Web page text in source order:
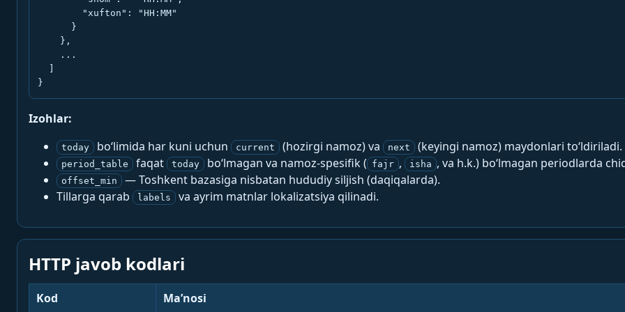
        "xufton": "HH:MM"
      }
    },
    ...
}
Izohlar:
today bo‘limida har kuni uchun current (hozirgi namoz) va next (keyingi namoz) maydonlari to‘ldiriladi.
period_table faqat today bo‘lmagan va namoz-spesifik ( fajr , isha , va h.k.) bo‘lmagan periodlarda
offset_min
— Toshkent bazasiga nisbatan hududiy siljish (daqiqalarda).
Tillarga qarab
labels va ayrim matnlar lokalizatsiya qilinadi.
HTTP javob kodlari
Kod Ma’nosi